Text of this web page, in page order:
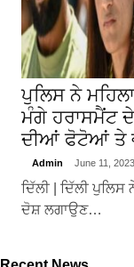
ਪੁਲਿਸ ਨੇ
ਮੰਗੇ ਹਰਾਸਮੈਂਟ
ਦੀਆਂ ਫੋਟੋਆਂ ਤੇ
Admin June 11, 2023
ਦਿੱਲੀ | ਦਿੱਲੀ
ਦੋਸ਼ ਲਗਾਉਣ…